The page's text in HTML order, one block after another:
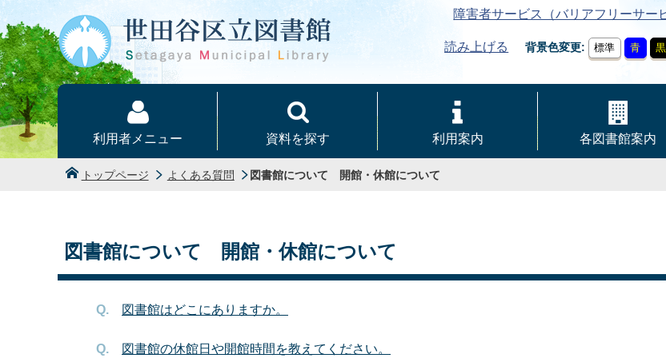
本文へ
障害者サービス（バリアフリーサー
読み上げる 背景色変更 標準 青 黒
利用者メニュー 資料を探す 利用案内 各図書館案内
トップページ よくある質問 図書館について 開館・休館について
図書館について 開館・休館について
図書館はどこにありますか。
図書館の休館日や開館時間を教えてください。